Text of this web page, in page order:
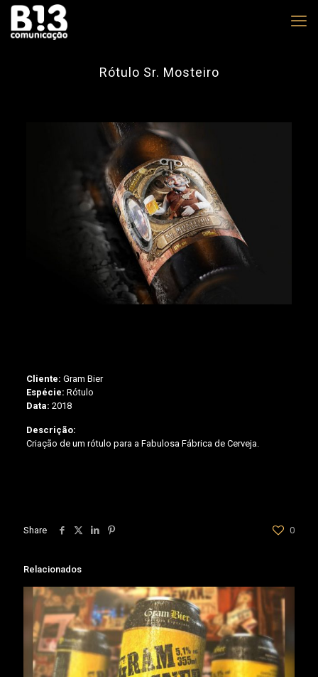
Rótulo Sr. Mosteiro
Cliente: Gram Bier
Espécie: Rótulo
Data: 2018
Descrição:
Criação de um rótulo para a Fabulosa Fábrica de Cerveja.
Share 0
Relacionados